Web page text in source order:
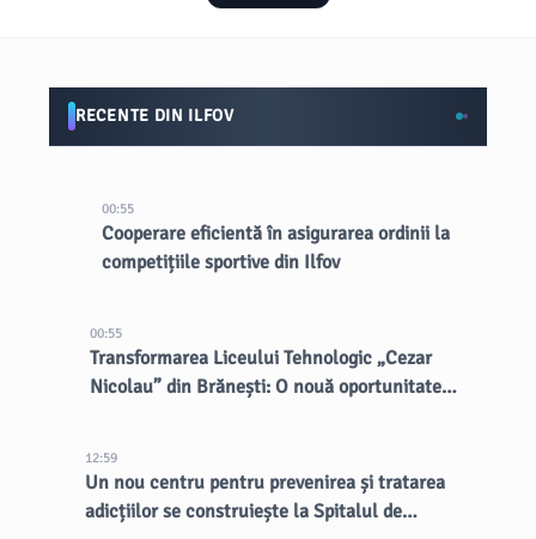
RECENTE DIN ILFOV
00:55
Cooperare eficientă în asigurarea ordinii la
competițiile sportive din Ilfov
00:55
Transformarea Liceului Tehnologic „Cezar
Nicolau” din Brănești: O nouă oportunitate
12:59
Un nou centru pentru prevenirea și tratarea
adicțiilor se construiește la Spitalul de